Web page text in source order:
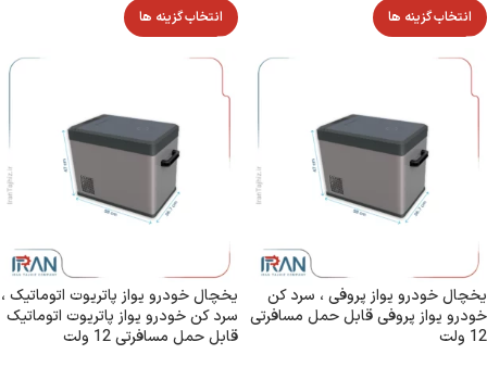
انتخاب گزینه ها انتخاب گزینه ها
یخچال خودرو یواز پروفی ، سرد کن
خودرو یواز پروفی قابل حمل مسافرتی
12 ولت
یخچال خودرو یواز پاتریوت اتوماتیک ،
سرد کن خودرو یواز پاتریوت اتوماتیک
قابل حمل مسافرتی 12 ولت